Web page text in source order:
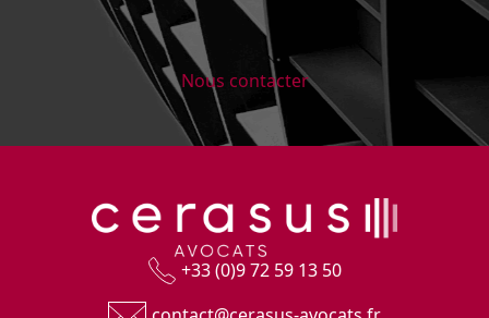
Nous contacter
+33 (0)9 72 59 13 50